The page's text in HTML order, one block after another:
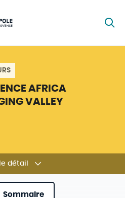
AFRICA
VALLEY
détail
Sommaire